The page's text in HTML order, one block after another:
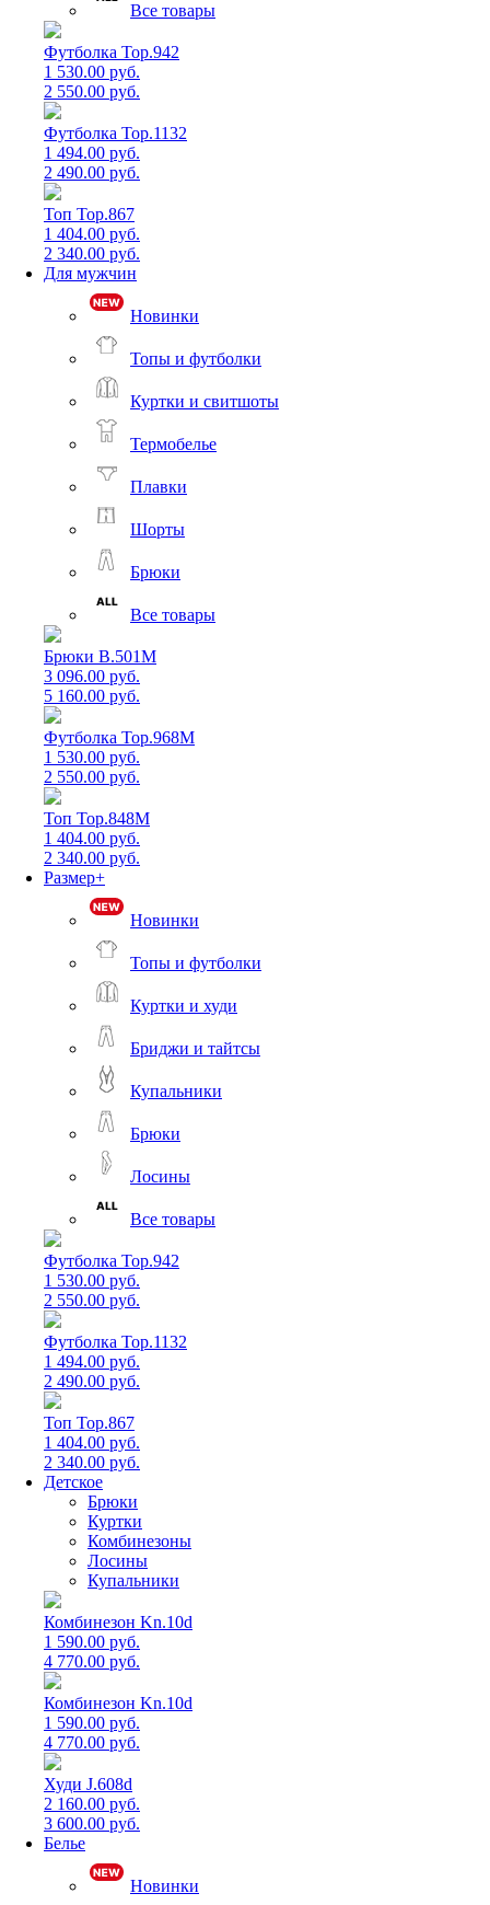
Все товары
Футболка Top.942
1 530.00 руб.
2 550.00 руб.
Футболка Top.1132
1 494.00 руб.
2 490.00 руб.
Топ Top.867
1 404.00 руб.
2 340.00 руб.
Для мужчин
Новинки
Топы и футболки
Куртки и свитшоты
Термобелье
Плавки
Шорты
Брюки
Все товары
Брюки B.501M
3 096.00 руб.
5 160.00 руб.
Футболка Top.968M
1 530.00 руб.
2 550.00 руб.
Топ Top.848M
1 404.00 руб.
2 340.00 руб.
Размер+
Новинки
Топы и футболки
Куртки и худи
Бриджи и тайтсы
Купальники
Брюки
Лосины
Все товары
Футболка Top.942
1 530.00 руб.
2 550.00 руб.
Футболка Top.1132
1 494.00 руб.
2 490.00 руб.
Топ Top.867
1 404.00 руб.
2 340.00 руб.
Детское
Брюки
Куртки
Комбинезоны
Лосины
Купальники
Комбинезон Kn.10d
1 590.00 руб.
4 770.00 руб.
Комбинезон Kn.10d
1 590.00 руб.
4 770.00 руб.
Худи J.608d
2 160.00 руб.
3 600.00 руб.
Белье
Новинки